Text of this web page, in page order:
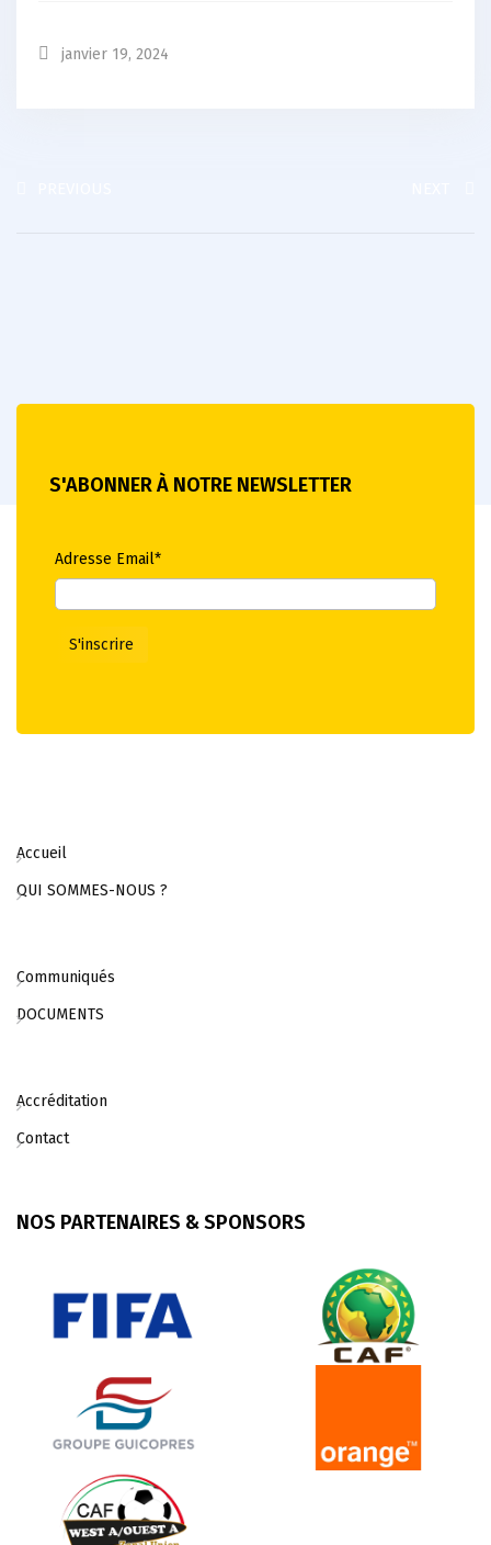
janvier 19, 2024
S'ABONNER À NOTRE NEWSLETTER
Adresse Email*
Accueil
QUI SOMMES-NOUS ?
Communiqués
DOCUMENTS
Accréditation
Contact
NOS PARTENAIRES & SPONSORS